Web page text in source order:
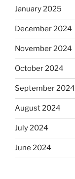
January 2025
December 2024
November 2024
October 2024
September 2024
August 2024
July 2024
June 2024